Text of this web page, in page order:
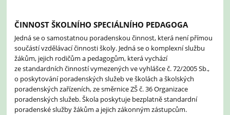
ČINNOST ŠKOLNÍHO SPECIÁLNÍHO PEDAGOGA
Jedná se o samostatnou poradenskou činnost, která není přímou
součástí vzdělávací činnosti školy. Jedná se o komplexní službu
žákům, jejich rodičům a pedagogům, která vychází
ze standardních činností vymezených ve vyhlášce č. 72/2005 Sb.,
o poskytování poradenských služeb ve školách a školských
poradenských zařízeních, ze směrnice ZŠ č. 36 Organizace
poradenských služeb. Škola poskytuje bezplatně standardní
poradenské služby žákům a jejich zákonným zástupcům.